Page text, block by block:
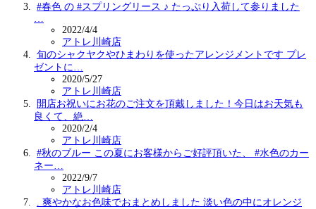
#春色 の #スプリングリース ♪ たっぷり入荷して参りました
…
2022/4/4
アトレ川崎店
旬のシャクヤクやひまわりを使ったアレンジメントです プレ
ゼントに…
2020/5/27
アトレ川崎店
開店お祝いにお花のご注文を頂戴しました！今日はお天気も
良くて、絶…
2020/2/4
アトレ川崎店
#秋のブルー この夏にお客様からご好評頂いた、 #水色のカー
ネー…
2022/9/7
アトレ川崎店
. 爽やかなお色味でおまとめしました 淡い色の中にオレンジ